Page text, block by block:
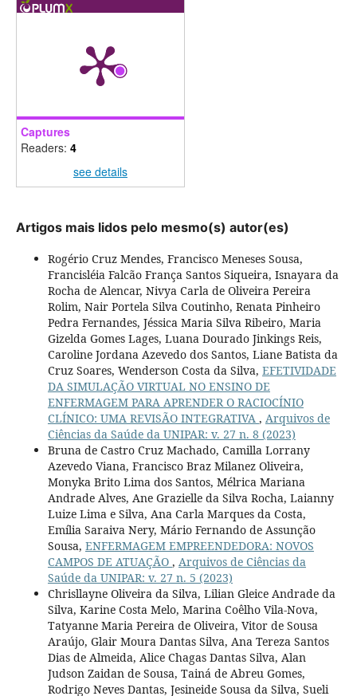
Captures
Readers: 4
see details
Artigos mais lidos pelo mesmo(s) autor(es)
Rogério Cruz Mendes, Francisco Meneses Sousa,
Francisléia Falcão França Santos Siqueira, Isnayara da
Rocha de Alencar, Nivya Carla de Oliveira Pereira
Rolim, Nair Portela Silva Coutinho, Renata Pinheiro
Pedra Fernandes, Jéssica Maria Silva Ribeiro, Maria
Gizelda Gomes Lages, Luana Dourado Jinkings Reis,
Caroline Jordana Azevedo dos Santos, Liane Batista da
Cruz Soares, Wenderson Costa da Silva, EFETIVIDADE
DA SIMULAÇÃO VIRTUAL NO ENSINO DE
ENFERMAGEM PARA APRENDER O RACIOCÍNIO
CLÍNICO: UMA REVISÃO INTEGRATIVA , Arquivos de
Ciências da Saúde da UNIPAR: v. 27 n. 8 (2023)
Bruna de Castro Cruz Machado, Camilla Lorrany
Azevedo Viana, Francisco Braz Milanez Oliveira,
Monyka Brito Lima dos Santos, Mélrica Mariana
Andrade Alves, Ane Grazielle da Silva Rocha, Laianny
Luize Lima e Silva, Ana Carla Marques da Costa,
Emília Saraiva Nery, Mário Fernando de Assunção
Sousa, ENFERMAGEM EMPREENDEDORA: NOVOS
CAMPOS DE ATUAÇÃO , Arquivos de Ciências da
Saúde da UNIPAR: v. 27 n. 5 (2023)
Chrisllayne Oliveira da Silva, Lilian Gleice Andrade da
Silva, Karine Costa Melo, Marina Coêlho Vila-Nova,
Tatyanne Maria Pereira de Oliveira, Vitor de Sousa
Araújo, Glair Moura Dantas Silva, Ana Tereza Santos
Dias de Almeida, Alice Chagas Dantas Silva, Alan
Judson Zaidan de Sousa, Tainá de Abreu Gomes,
Rodrigo Neves Dantas, Jesineide Sousa da Silva, Sueli